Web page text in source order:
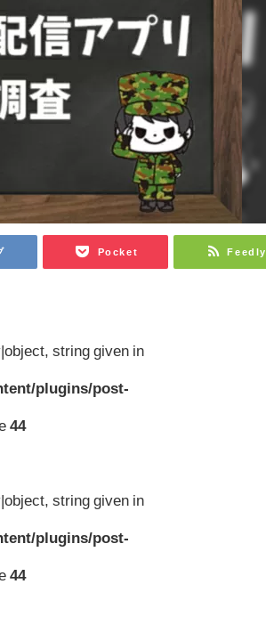
Pocket Feedly
string given in
plugins/post-
44
string given in
plugins/post-
44